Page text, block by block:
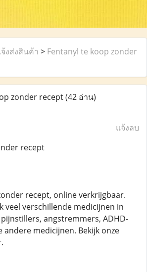
งส่งสินค้า > Fentanyl te koop zonder
zonder recept(42 อ่าน)
แจ้งลบ
recept
recept, online verkrijgbaar.
veel verschillende medicijnen in
angstremmers, ADHD-
andere medicijnen. Bekijk onze